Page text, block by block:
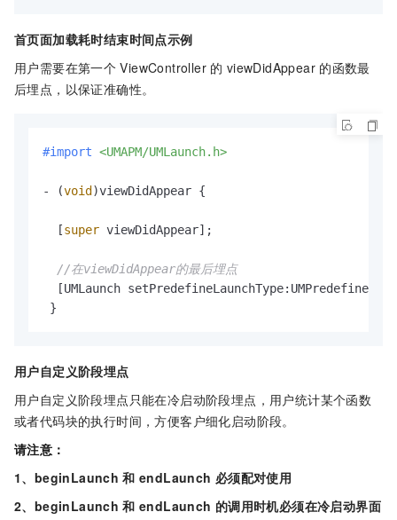
首页面加载耗时结束时间点示例
用户需要在第一个 ViewController 的 viewDidAppear 的函数最
后埋点，以保证准确性。
#import <UMAPM/UMLaunch.h>
- (void )viewDidAppear {
  [
super viewDidAppear];
//在viewDidAppear的最后埋点
[UMLaunch
}
用户自定义阶段埋点
用户自定义阶段埋点只能在冷启动阶段埋点，用户统计某个函数
或者代码块的执行时间，方便客户细化启动阶段。
请注意：
1、beginLaunch 和 endLaunch 必须配对使用
2、beginLaunch 和 endLaunch 的调用时机必须在冷启动界面